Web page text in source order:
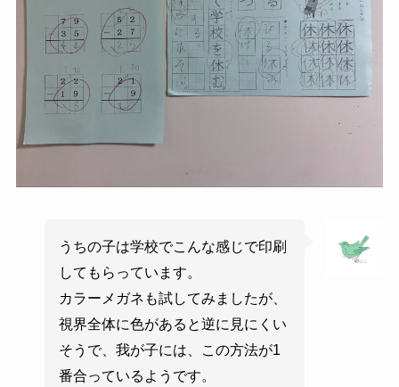
うちの子は学校でこんな感じで印刷
してもらっています。
カラーメガネも試してみましたが、
視界全体に色があると逆に見にくい
そうで、我が子には、この方法が1
番合っているようです。